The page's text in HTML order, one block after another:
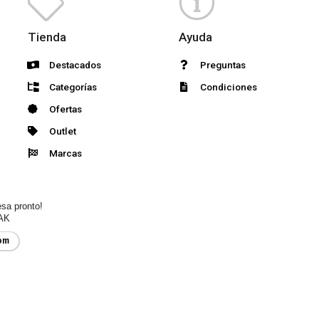
Tienda
Destacados
Categorías
Ofertas
Outlet
Marcas
Ayuda
Preguntas
Condiciones
pronto!